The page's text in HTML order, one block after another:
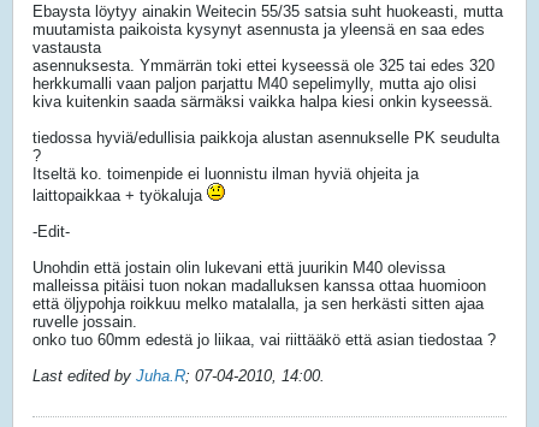
Ebaysta löytyy ainakin Weitecin 55/35 satsia suht huokeasti, mutta
muutamista paikoista kysynyt asennusta ja yleensä en saa edes
vastausta
asennuksesta. Ymmärrän toki ettei kyseessä ole 325 tai edes 320
herkkumalli vaan paljon parjattu M40 sepelimylly, mutta ajo olisi
kiva kuitenkin saada särmäksi vaikka halpa kiesi onkin kyseessä.
tiedossa hyviä/edullisia paikkoja alustan asennukselle PK seudulta
?
Itseltä ko. toimenpide ei luonnistu ilman hyviä ohjeita ja
laittopaikkaa + työkaluja
-Edit-
Unohdin että jostain olin lukevani että juurikin M40 olevissa
malleissa pitäisi tuon nokan madalluksen kanssa ottaa huomioon
että öljypohja roikkuu melko matalalla, ja sen herkästi sitten ajaa
ruvelle jossain.
onko tuo 60mm edestä jo liikaa, vai riittääkö että asian tiedostaa ?
Last edited by Juha.R; 07-04-2010, 14:00